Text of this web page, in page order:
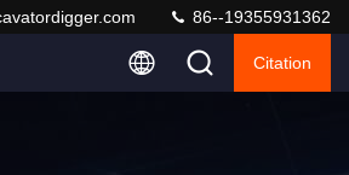
86--19355931362
Citation